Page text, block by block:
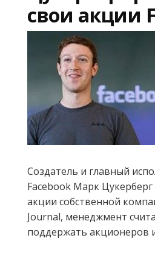
свои акции
Создатель и главный
Facebook Марк
акции собственной
Journal, менеджмент
поддержать акционеров